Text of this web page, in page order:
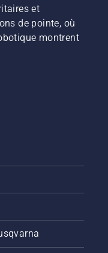
et
de pointe, où
montrent